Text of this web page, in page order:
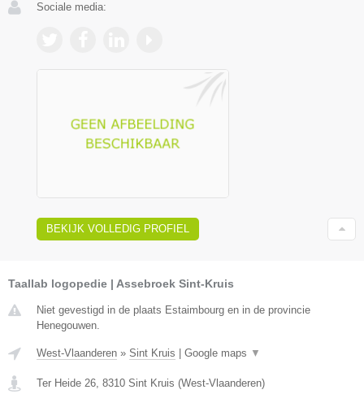
Sociale media:
BEKIJK VOLLEDIG PROFIEL
Taallab logopedie | Assebroek Sint-Kruis
Niet gevestigd in de plaats Estaimbourg en in de provincie
Henegouwen.
West-Vlaanderen » Sint Kruis | Google maps ▼
Ter Heide 26 8310 Sint Kruis (West-Vlaanderen)